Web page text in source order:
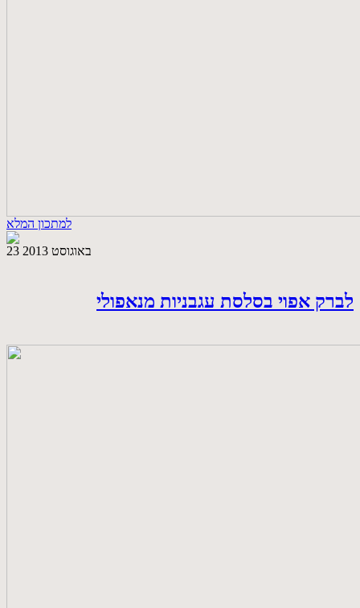
למתכון המלא
23 באוגוסט 2013
לברק אפוי בסלסת עגבניות מנאפולי